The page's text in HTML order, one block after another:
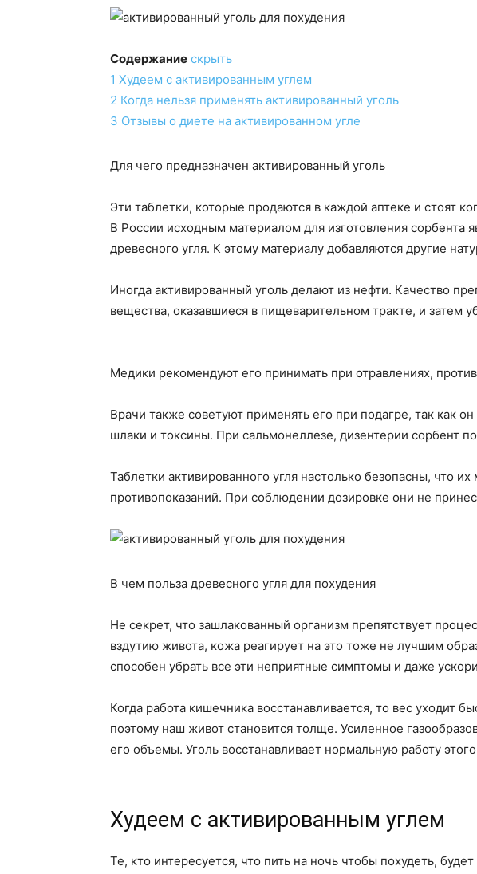
Содержание скрыть
1 Худеем с активированным углем
2 Когда нельзя применять активированный уголь
3 Отзывы о диете на активированном угле
Для чего предназначен активированный уголь
Эти таблетки, которые продаются в каждой аптеке и стоят
В России исходным материалом для изготовления сорбента
древесного угля. К этому материалу добавляются другие
Иногда активированный уголь делают из нефти. Качество
вещества, оказавшиеся в пищеварительном тракте, и затем
Медики рекомендуют его принимать при отравлениях,
Врачи также советуют применять его при подагре, так как
шлаки и токсины. При сальмонеллезе, дизентерии сорбент
Таблетки активированного угля настолько безопасны, что
противопоказаний. При соблюдении дозировке они не
В чем польза древесного угля для похудения
Не секрет, что зашлакованный организм препятствует
вздутию живота, кожа реагирует на это тоже не лучшим
способен убрать все эти неприятные симптомы и даже
Когда работа кишечника восстанавливается, то вес уходит
поэтому наш живот становится толще. Усиленное
его объемы. Уголь восстанавливает нормальную работу
Худеем с активированным углем
Те, кто интересуется, что пить на ночь чтобы похудеть,